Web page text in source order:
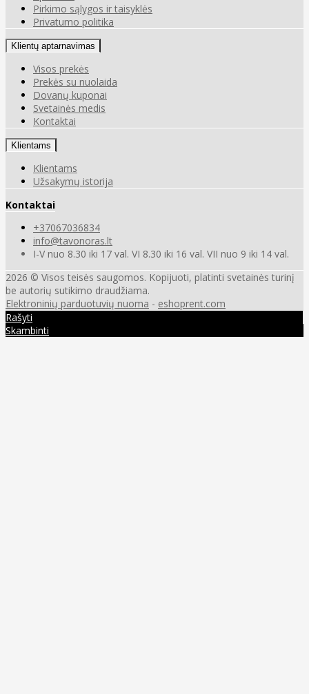
Pirkimo sąlygos ir taisyklės
Privatumo politika
Klientų aptarnavimas
Visos prekės
Prekės su nuolaida
Dovanų kuponai
Svetainės medis
Kontaktai
Klientams
Klientams
Užsakymų istorija
Kontaktai
+37067036834
info@tavonoras.lt
I-V nuo 8.30 iki 17 val. VI 8.30 iki 16 val. VII nuo 9 iki 14 val.
2026 © Visos teisės saugomos. Kopijuoti, platinti svetainės turinį
be autorių sutikimo draudžiama.
Elektroninių parduotuvių nuoma - eshoprent.com
Rašyti
Skambinti